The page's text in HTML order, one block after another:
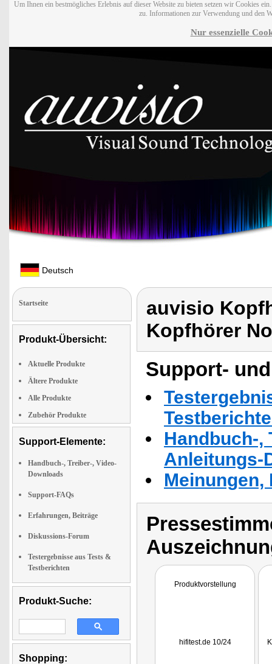
Um Ihnen ein bestmögliches Erlebnis auf dieser Website zu bieten setzen wir Cookies
zu. Informationen zur Verwendung und den
Nur essenzielle
Deutsch
Startseite
Produkt-Übersicht:
Aktuelle Produkte
Ältere Produkte
Alle Produkte
Zubehör Produkte
Support-Elemente:
Handbuch-, Treiber-, Video-
Downloads
Support-FAQs
Erfahrungen, Beiträge
Diskussions-Forum
Testergebnisse aus Tests &
Testberichten
Produkt-Suche:
Shopping:
auvisio
Kopfhörer
Support-
Handbuch-,
Anleitungs-
Produktvorstellung
hifitest.de 10/24